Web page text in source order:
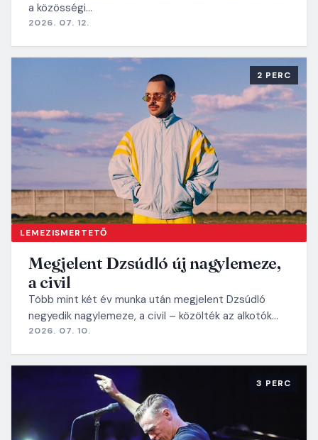
a közösségi…
2026. 07. 12.
LEMEZISMERTETŐ
2 PERC
Megjelent Dzsúdló új nagylemeze,
a civil
Több mint két év munka után megjelent Dzsúdló
negyedik nagylemeze, a civil – közölték az alkotók…
2026. 07. 10.
3 PERC